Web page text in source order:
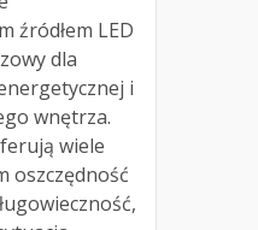
źródłem LED
dla
i
wnętrza.
wiele
oszczędność